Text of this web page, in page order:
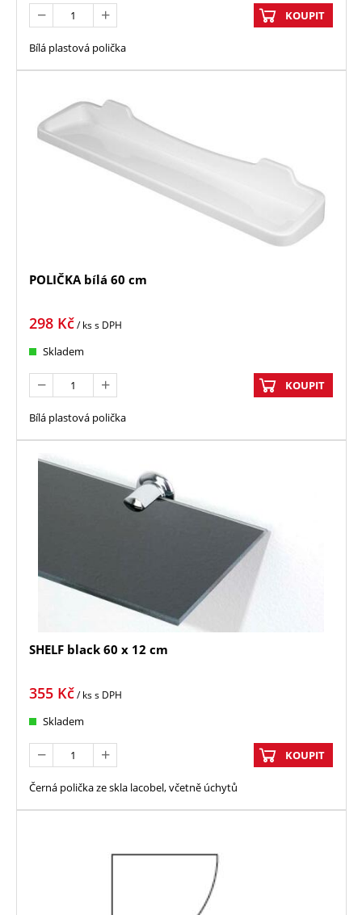
KOUPIT
Bílá plastová polička
POLIČKA bílá 60 cm
298 Kč/ kss DPH
Skladem
KOUPIT
Bílá plastová polička
SHELF black 60 x 12 cm
355 Kč/ kss DPH
Skladem
KOUPIT
Černá polička ze skla lacobel, včetně úchytů